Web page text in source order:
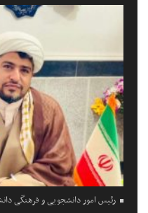
رئیس امور دانشجویی و فرهنگی